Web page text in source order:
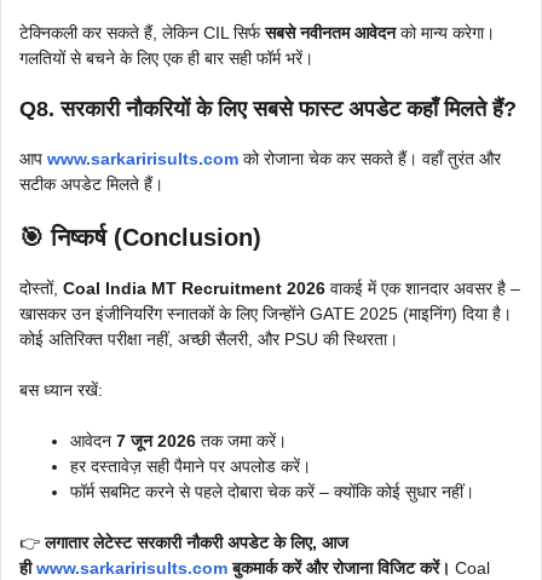
टेक्निकली कर सकते हैं, लेकिन CIL सिर्फसबसे नवीनतम आवेदनको मान्य करेगा।
गलतियों से बचने के लिए एक ही बार सही फॉर्म भरें।
Q8. सरकारी नौकरियों के लिए सबसे फास्ट अपडेट कहाँ मिलते हैं?
आप www.sarkaririsults.com को रोजाना चेक कर सकते हैं। वहाँ तुरंत और
सटीक अपडेट मिलते हैं।
🎯 निष्कर्ष (Conclusion)
दोस्तों, Coal India MT Recruitment 2026 वाकई में एक शानदार अवसर है –
खासकर उन इंजीनियरिंग स्नातकों के लिए जिन्होंने GATE 2025 (माइनिंग) दिया है।
कोई अतिरिक्त परीक्षा नहीं, अच्छी सैलरी, और PSU की स्थिरता।
बस ध्यान रखें:
आवेदन 7 जून 2026 तक जमा करें।
हर दस्तावेज़ सही पैमाने पर अपलोड करें।
फॉर्म सबमिट करने से पहले दोबारा चेक करें – क्योंकि कोई सुधार नहीं।
👉लगातार लेटेस्ट सरकारी नौकरी अपडेट के लिए, आज
हीwww.sarkaririsults.comबुकमार्क करें और रोजाना विजिट करें। Coal